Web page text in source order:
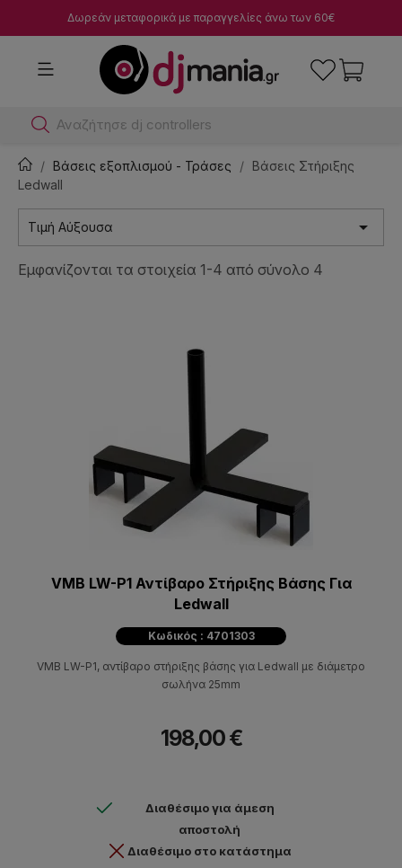
Δωρεάν μεταφορικά με παραγγελίες άνω των 60€
Αναζήτησε dj controllers
Βάσεις εξοπλισμού - Τράσες
Βάσεις Στήριξης
Ledwall
Τιμή Αύξουσα 
Εμφανίζονται τα στοιχεία 1-4 από σύνολο 4
VMB LW-P1 Αντίβαρο Στήριξης Βάσης Για
Ledwall
Κωδικός : 4701303
VMB LW-P1, αντίβαρο στήριξης βάσης για Ledwall με διάμετρο
σωλήνα 25mm
198,00 €
Διαθέσιμο για άμεση
αποστολή
Διαθέσιμο στο κατάστημα